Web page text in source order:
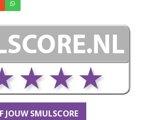
JOUW SMULSCORE